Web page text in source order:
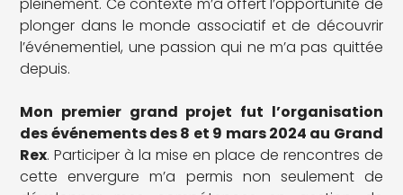
plonger dans le monde associatif et de découvrir
l’événementiel, une passion qui ne m’a pas quittée
depuis.
Mon premier grand projet fut l’organisation
des événements des 8 et 9 mars 2024 au Grand
Rex. Participer à la mise en place de rencontres de
cette envergure m’a permis non seulement de